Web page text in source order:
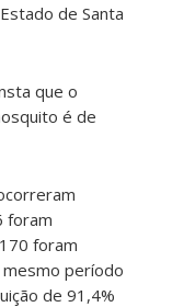
de Santa
que o
é de
foram
foram
período
de 91,4%